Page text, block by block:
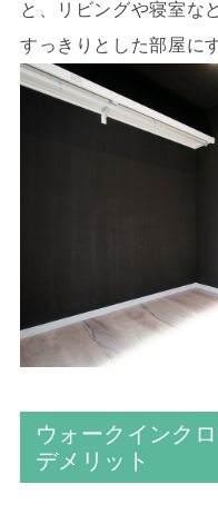
と、リビングや寝室な
すっきりとした部屋に
ウォークインク
デメリット